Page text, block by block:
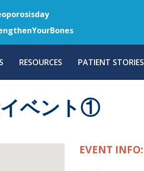
to
main
content
RESOURCES PATIENT STORIES
イベント①
EVENT INFO: